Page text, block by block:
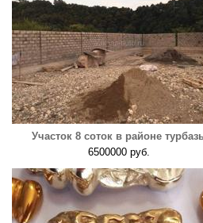
Участок 8 соток в районе
6500000 руб.